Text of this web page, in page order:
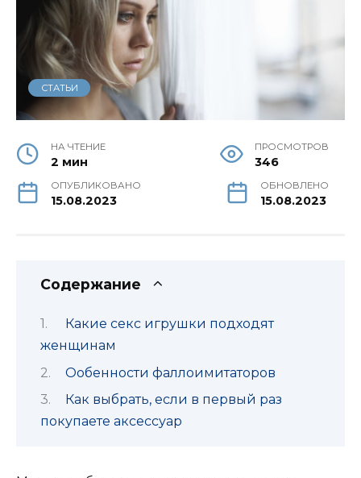
СТАТЬИ
НА ЧТЕНИЕ
2 мин
ПРОСМОТРОВ
346
ОПУБЛИКОВАНО
15.08.2023
ОБНОВЛЕНО
15.08.2023
Содержание
Какие секс игрушки подходят
женщинам
Ообенности фаллоимитаторов
Как выбрать, если в первый раз
покупаете аксессуар